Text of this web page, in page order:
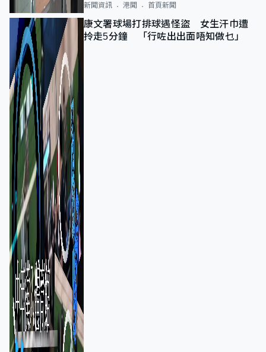
新聞資訊 港聞 首頁新聞
康文署球場打排球遇怪盜 女生汗巾遭
拎走5分鐘 「行咗出出面唔知做乜」